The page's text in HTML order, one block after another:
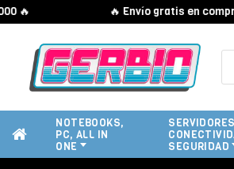
🔥 Envío gratis en compras
NOTEBOOKS,
PC, ALL IN
ONE
SEGURIDAD